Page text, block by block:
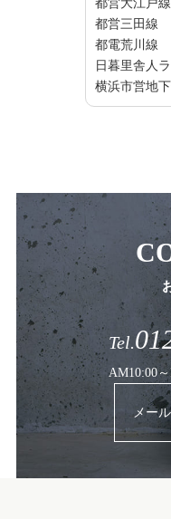
都営三田線
都電荒川線
日暮里舎人
横浜市営地
Tel.
AM10:00
メー